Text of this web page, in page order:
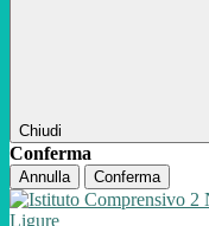
Chiudi
Conferma
Annulla Conferma
Ligure